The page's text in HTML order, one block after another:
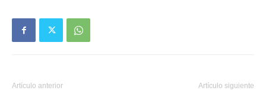
Artículo anterior Artículo siguiente